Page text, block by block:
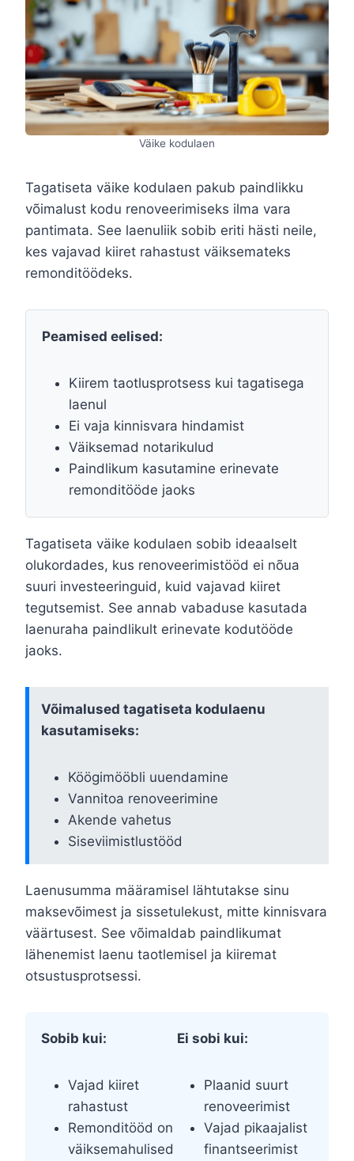
Väike kodulaen
Tagatiseta väike kodulaen pakub paindlikku
võimalust kodu renoveerimiseks ilma vara
pantimata. See laenuliik sobib eriti hästi neile,
kes vajavad kiiret rahastust väiksemateks
remonditöödeks.
Peamised eelised:
Kiirem taotlusprotsess kui tagatisega
laenul
Ei vaja kinnisvara hindamist
Väiksemad notarikulud
Paindlikum kasutamine erinevate
remonditööde jaoks
Tagatiseta väike kodulaen sobib ideaalselt
olukordades, kus renoveerimistööd ei nõua
suuri investeeringuid, kuid vajavad kiiret
tegutsemist. See annab vabaduse kasutada
laenuraha paindlikult erinevate kodutööde
jaoks.
Võimalused tagatiseta kodulaenu
kasutamiseks:
Köögimööbli uuendamine
Vannitoa renoveerimine
Akende vahetus
Siseviimistlustööd
Laenusumma määramisel lähtutakse sinu
maksevõimest ja sissetulekust, mitte kinnisvara
väärtusest. See võimaldab paindlikumat
lähenemist laenu taotlemisel ja kiiremat
otsustusprotsessi.
Sobib kui:
Vajad kiiret
rahastust
Remonditööd on
väiksemahulised
Ei sobi kui:
Plaanid suurt
renoveerimist
Vajad pikaajalist
finantseerimist